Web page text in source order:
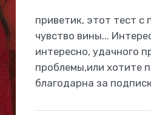
приветик, этот тест
чувство вины...
интересно, удачного
проблемы,или хотите
благодарна за